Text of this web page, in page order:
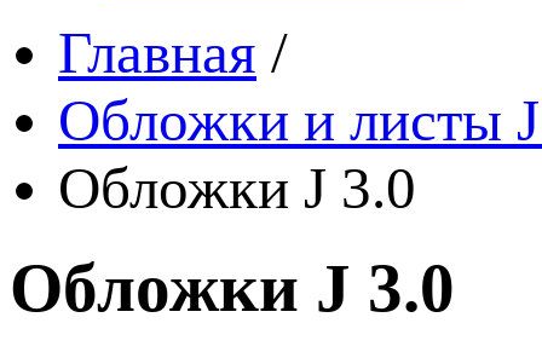
Главная /
Обложки и листы
Обложки J 3.0
Обложки J 3.0